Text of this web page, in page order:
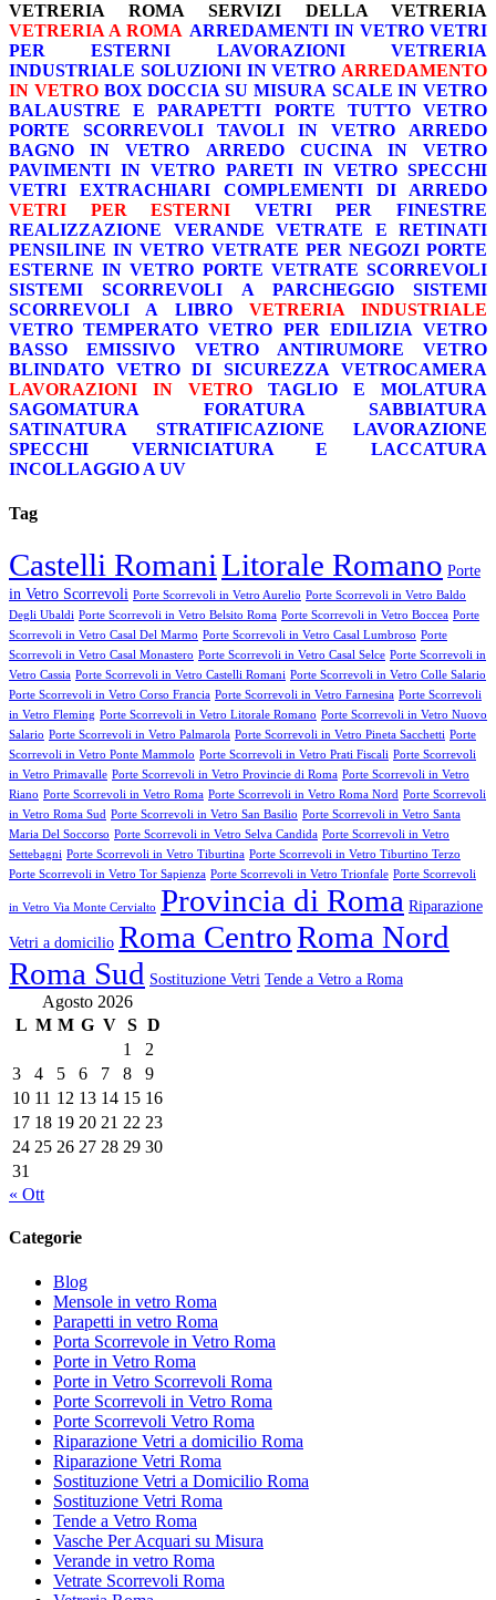
VETRERIA ROMA
SERVIZI DELLA VETRERIA
VETRERIA A ROMA ARREDAMENTI IN VETRO VETRI
PER ESTERNI
LAVORAZIONI
VETRERIA
INDUSTRIALE SOLUZIONI IN VETRO ARREDAMENTO
IN VETRO BOX DOCCIA SU MISURA SCALE IN VETRO
BALAUSTRE E PARAPETTI
PORTE TUTTO VETRO
PORTE SCORREVOLI
TAVOLI IN VETRO
ARREDO
BAGNO IN VETRO
ARREDO CUCINA IN VETRO
PAVIMENTI IN VETRO PARETI IN VETRO SPECCHI
VETRI EXTRACHIARI
COMPLEMENTI DI ARREDO
VETRI PER ESTERNI
VETRI PER FINESTRE
REALIZZAZIONE VERANDE
VETRATE E RETINATI
PENSILINE IN VETRO VETRATE PER NEGOZI PORTE
ESTERNE IN VETRO PORTE VETRATE SCORREVOLI
SISTEMI SCORREVOLI A PARCHEGGIO
SISTEMI
SCORREVOLI A LIBRO
VETRERIA INDUSTRIALE
VETRO TEMPERATO VETRO PER EDILIZIA VETRO
BASSO EMISSIVO
VETRO ANTIRUMORE
VETRO
BLINDATO
VETRO DI SICUREZZA
VETROCAMERA
LAVORAZIONI IN VETRO
TAGLIO E MOLATURA
SAGOMATURA
FORATURA
SABBIATURA
SATINATURA
STRATIFICAZIONE
LAVORAZIONE
SPECCHI
VERNICIATURA E LACCATURA
INCOLLAGGIO A UV
Tag
Castelli RomaniLitorale Romano Porte
in Vetro Scorrevoli Porte Scorrevoli in Vetro Aurelio Porte Scorrevoli in Vetro Baldo
Degli Ubaldi Porte Scorrevoli in Vetro Belsito Roma Porte Scorrevoli in Vetro Boccea Porte
Scorrevoli in Vetro Casal Del Marmo Porte Scorrevoli in Vetro Casal Lumbroso Porte
Scorrevoli in Vetro Casal Monastero Porte Scorrevoli in Vetro Casal Selce Porte Scorrevoli in
Vetro Cassia Porte Scorrevoli in Vetro Castelli Romani Porte Scorrevoli in Vetro Colle Salario
Porte Scorrevoli in Vetro Corso Francia Porte Scorrevoli in Vetro Farnesina Porte Scorrevoli
in Vetro Fleming Porte Scorrevoli in Vetro Litorale Romano Porte Scorrevoli in Vetro Nuovo
Salario Porte Scorrevoli in Vetro Palmarola Porte Scorrevoli in Vetro Pineta Sacchetti Porte
Scorrevoli in Vetro Ponte Mammolo Porte Scorrevoli in Vetro Prati Fiscali Porte Scorrevoli
in Vetro Primavalle Porte Scorrevoli in Vetro Provincie di Roma Porte Scorrevoli in Vetro
Riano Porte Scorrevoli in Vetro Roma Porte Scorrevoli in Vetro Roma Nord Porte Scorrevoli
in Vetro Roma Sud Porte Scorrevoli in Vetro San Basilio Porte Scorrevoli in Vetro Santa
Maria Del Soccorso Porte Scorrevoli in Vetro Selva Candida Porte Scorrevoli in Vetro
Settebagni Porte Scorrevoli in Vetro Tiburtina Porte Scorrevoli in Vetro Tiburtino Terzo
Porte Scorrevoli in Vetro Tor Sapienza Porte Scorrevoli in Vetro Trionfale Porte Scorrevoli
in Vetro Via Monte Cervialto Provincia di Roma Riparazione
Vetri a domicilio Roma CentroRoma Nord
Roma Sud Sostituzione Vetri Tende a Vetro a Roma
Agosto 2026
L M M G V S D
1
2
3
4 5 6 7 8
9
10 11 12 13 14 15 16
17 18 19 20 21 22 23
24 25 26 27 28 29 30
31
« Ott
Categorie
Blog
Mensole in vetro Roma
Parapetti in vetro Roma
Porta Scorrevole in Vetro Roma
Porte in Vetro Roma
Porte in Vetro Scorrevoli Roma
Porte Scorrevoli in Vetro Roma
Porte Scorrevoli Vetro Roma
Riparazione Vetri a domicilio Roma
Riparazione Vetri Roma
Sostituzione Vetri a Domicilio Roma
Sostituzione Vetri Roma
Tende a Vetro Roma
Vasche Per Acquari su Misura
Verande in vetro Roma
Vetrate Scorrevoli Roma